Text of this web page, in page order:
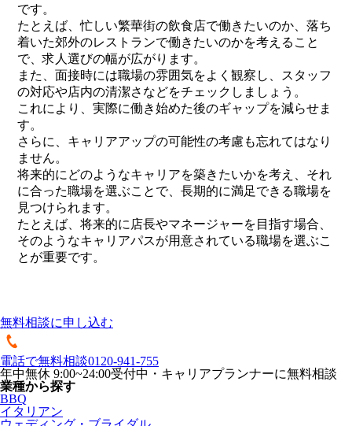
です。
たとえば、忙しい繁華街の飲食店で働きたいのか、落ち
着いた郊外のレストランで働きたいのかを考えること
で、求人選びの幅が広がります。
また、面接時には職場の雰囲気をよく観察し、スタッフ
の対応や店内の清潔さなどをチェックしましょう。
これにより、実際に働き始めた後のギャップを減らせま
す。
さらに、キャリアアップの可能性の考慮も忘れてはなり
ません。
将来的にどのようなキャリアを築きたいかを考え、それ
に合った職場を選ぶことで、長期的に満足できる職場を
見つけられます。
たとえば、将来的に店長やマネージャーを目指す場合、
そのようなキャリアパスが用意されている職場を選ぶこ
とが重要です。
無料相談に申し込む
電話で無料相談0120-941-755
年中無休 9:00~24:00受付中・キャリアプランナーに無料相談
業種から探す
BBQ
イタリアン